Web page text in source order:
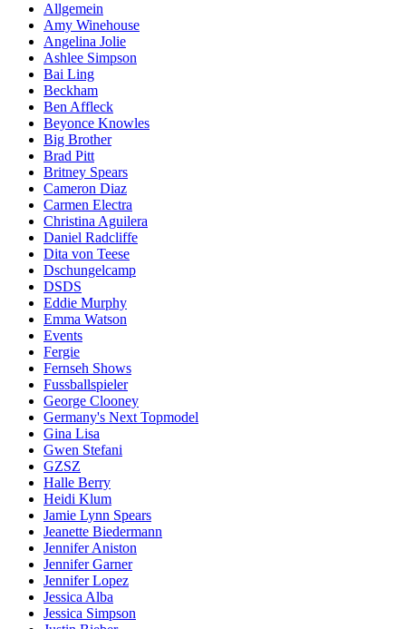
Allgemein
Amy Winehouse
Angelina Jolie
Ashlee Simpson
Bai Ling
Beckham
Ben Affleck
Beyonce Knowles
Big Brother
Brad Pitt
Britney Spears
Cameron Diaz
Carmen Electra
Christina Aguilera
Daniel Radcliffe
Dita von Teese
Dschungelcamp
DSDS
Eddie Murphy
Emma Watson
Events
Fergie
Fernseh Shows
Fussballspieler
George Clooney
Germany's Next Topmodel
Gina Lisa
Gwen Stefani
GZSZ
Halle Berry
Heidi Klum
Jamie Lynn Spears
Jeanette Biedermann
Jennifer Aniston
Jennifer Garner
Jennifer Lopez
Jessica Alba
Jessica Simpson